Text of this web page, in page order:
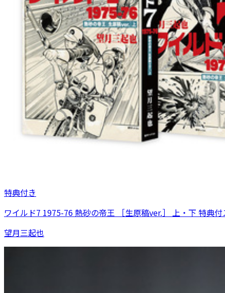
特典付き
ワイルド7 1975-76 熱砂の帝王 ［生原稿ver.］ 上・下 特典
望月三起也